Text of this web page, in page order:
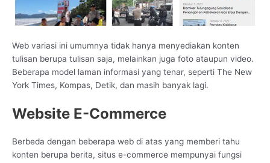
Web variasi ini umumnya tidak hanya menyediakan konten
tulisan berupa tulisan saja, melainkan juga foto ataupun video.
Beberapa model laman informasi yang tenar, seperti The New
York Times, Kompas, Detik, dan masih banyak lagi.
Website E-Commerce
Berbeda dengan beberapa web di atas yang memberi tahu
konten berupa berita, situs e-commerce mempunyai fungsi